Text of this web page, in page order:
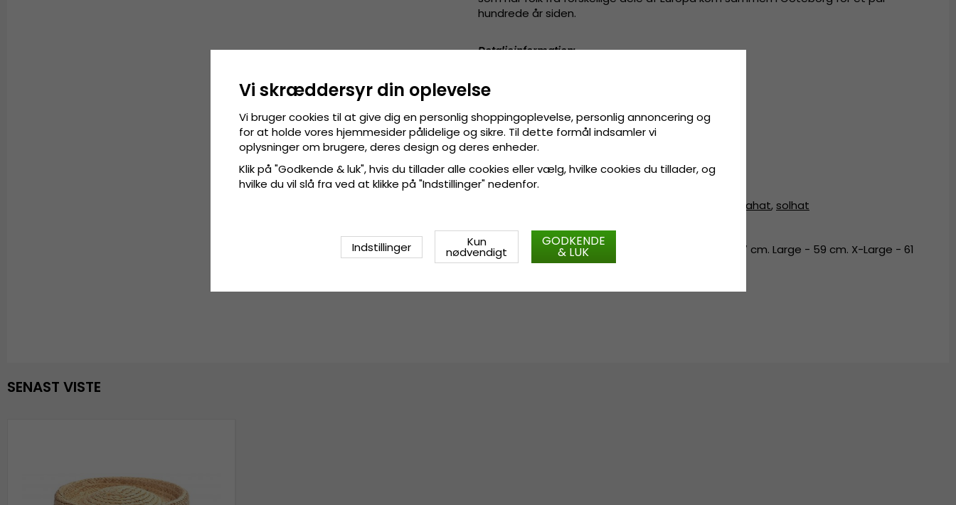
hundrede år siden.
Detaljeinformation:
Hattebånd af grosgrain.
Svedbånd af grosgrain.
Fremstillet
100 procent strå.
fedorahat, solhat
Størrelsesinformation:Small - 55 cm. Medium - 57 cm. Large - 59 cm. X-Large - 61
cm.
SENAST VISTE
Vi skræddersyr din oplevelse
Vi bruger cookies til at give dig en personlig shoppingoplevelse, personlig annoncering og
for at holde vores hjemmesider pålidelige og sikre. Til dette formål indsamler vi
oplysninger om brugere, deres design og deres enheder.
Klik på "Godkende & luk", hvis du tillader alle cookies eller vælg, hvilke cookies du tillader, og
hvilke du vil slå fra ved at klikke på "Indstillinger" nedenfor.
Indstillinger Kun
nødvendigt
GODKENDE
& LUK